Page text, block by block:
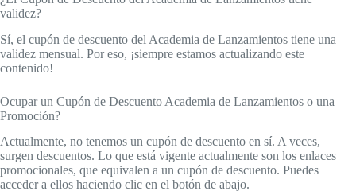
validez?
Sí, el cupón de descuento del Academia de Lanzamientos tiene una
validez mensual. Por eso, ¡siempre estamos actualizando este
contenido!
Ocupar un Cupón de Descuento Academia de Lanzamientos o una
Promoción?
Actualmente, no tenemos un cupón de descuento en sí. A veces,
surgen descuentos. Lo que está vigente actualmente son los enlaces
promocionales, que equivalen a un cupón de descuento. Puedes
acceder a ellos haciendo clic en el botón de abajo.